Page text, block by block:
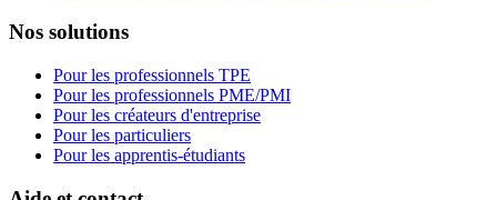
Nos solutions
Pour les professionnels TPE
Pour les professionnels PME/PMI
Pour les créateurs d'entreprise
Pour les particuliers
Pour les apprentis-étudiants